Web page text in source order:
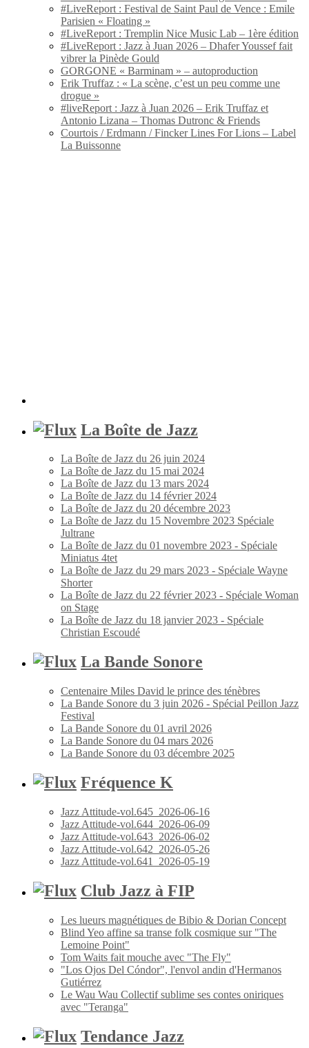
#LiveReport : Festival de Saint Paul de Vence : Emile
Parisien « Floating »
#LiveReport : Tremplin Nice Music Lab – 1ère édition
#LiveReport : Jazz à Juan 2026 – Dhafer Youssef fait
vibrer la Pinède Gould
GORGONE « Barminam » – autoproduction
Erik Truffaz : « La scène, c’est un peu comme une
drogue »
#liveReport : Jazz à Juan 2026 – Erik Truffaz et
Antonio Lizana – Thomas Dutronc & Friends
Courtois / Erdmann / Fincker Lines For Lions – Label
La Buissonne
La Boîte de Jazz
La Boîte de Jazz du 26 juin 2024
La Boîte de Jazz du 15 mai 2024
La Boîte de Jazz du 13 mars 2024
La Boîte de Jazz du 14 février 2024
La Boîte de Jazz du 20 décembre 2023
La Boîte de Jazz du 15 Novembre 2023 Spéciale
Jultrane
La Boîte de Jazz du 01 novembre 2023 - Spéciale
Miniatus 4tet
La Boîte de Jazz du 29 mars 2023 - Spéciale Wayne
Shorter
La Boîte de Jazz du 22 février 2023 - Spéciale Woman
on Stage
La Boîte de Jazz du 18 janvier 2023 - Spéciale
Christian Escoudé
La Bande Sonore
Centenaire Miles David le prince des ténèbres
La Bande Sonore du 3 juin 2026 - Spécial Peillon Jazz
Festival
La Bande Sonore du 01 avril 2026
La Bande Sonore du 04 mars 2026
La Bande Sonore du 03 décembre 2025
Fréquence K
Jazz Attitude-vol.645_2026-06-16
Jazz Attitude-vol.644_2026-06-09
Jazz Attitude-vol.643_2026-06-02
Jazz Attitude-vol.642_2026-05-26
Jazz Attitude-vol.641_2026-05-19
Club Jazz à FIP
Les lueurs magnétiques de Bibio & Dorian Concept
Blind Yeo affine sa transe folk cosmique sur "The
Lemoine Point"
Tom Waits fait mouche avec "The Fly"
"Los Ojos Del Cóndor", l'envol andin d'Hermanos
Gutiérrez
Le Wau Wau Collectif sublime ses contes oniriques
avec "Teranga"
Tendance Jazz